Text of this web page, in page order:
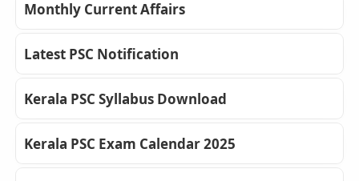
Monthly Current Affairs
Latest PSC Notification
Kerala PSC Syllabus Download
Kerala PSC Exam Calendar 2025